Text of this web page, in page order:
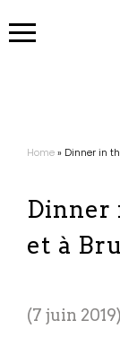
au
Fil
Home Dinner in
Dinner
et à
7 juin 2019